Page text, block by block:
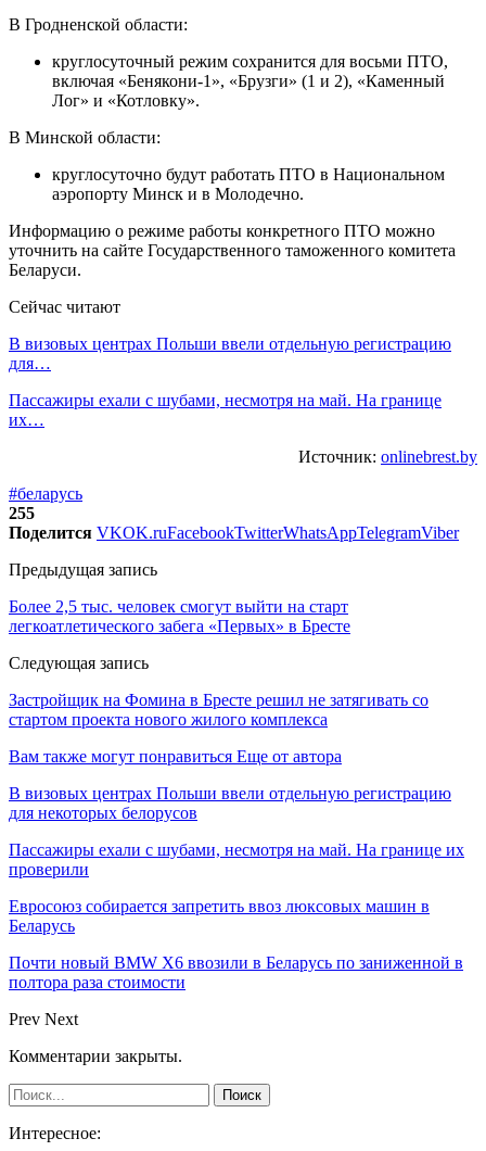
В Гродненской области:
круглосуточный режим сохранится для восьми ПТО,
включая «Бенякони-1», «Брузги» (1 и 2), «Каменный
Лог» и «Котловку».
В Минской области:
круглосуточно будут работать ПТО в Национальном
аэропорту Минск и в Молодечно.
Информацию о режиме работы конкретного ПТО можно
уточнить на сайте Государственного таможенного комитета
Беларуси.
Сейчас читают
В визовых центрах Польши ввели отдельную регистрацию
для…
Пассажиры ехали с шубами, несмотря на май. На границе
их…
Источник: onlinebrest.by
#беларусь
255
Поделится VKOK.ruFacebookTwitterWhatsAppTelegramViber
Предыдущая запись
Более 2,5 тыс. человек смогут выйти на старт
легкоатлетического забега «Первых» в Бресте
Следующая запись
Застройщик на Фомина в Бресте решил не затягивать со
стартом проекта нового жилого комплекса
Вам также могут понравиться Еще от автора
В визовых центрах Польши ввели отдельную регистрацию
для некоторых белорусов
Пассажиры ехали с шубами, несмотря на май. На границе их
проверили
Евросоюз собирается запретить ввоз люксовых машин в
Беларусь
Почти новый BMW X6 ввозили в Беларусь по заниженной в
полтора раза стоимости
Prev Next
Комментарии закрыты.
Интересное: